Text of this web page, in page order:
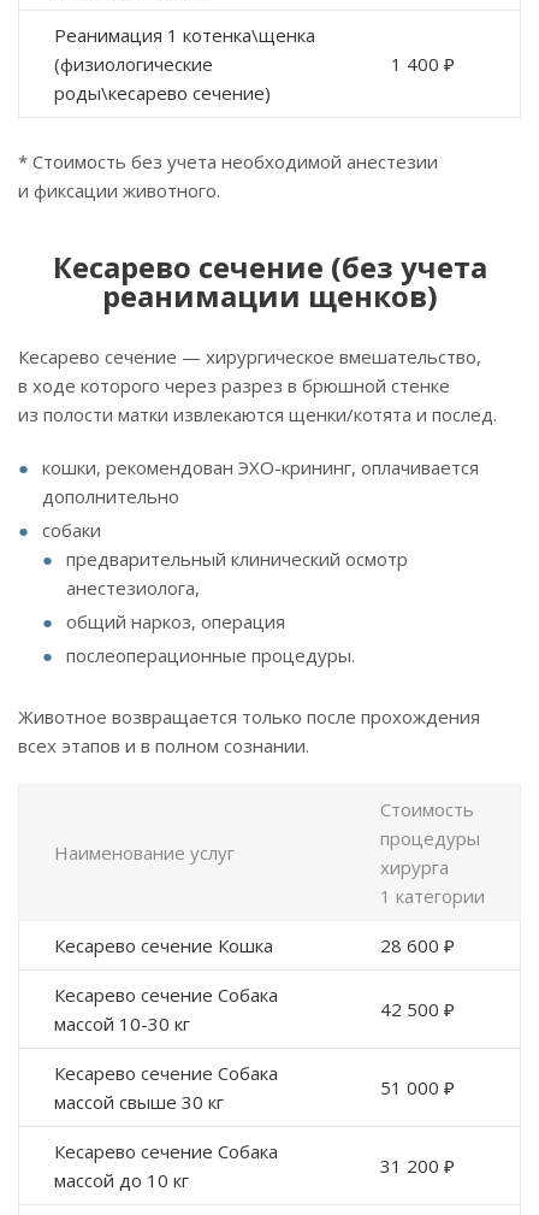
Реанимация 1 котенка\щенка
(физиологические
роды\кесарево сечение)
1 400 ₽
* Стоимость без учета необходимой анестезии
и фиксации животного.
Кесарево сечение (без учета
реанимации щенков)
Кесарево сечение — хирургическое вмешательство,
в ходе которого через разрез в брюшной стенке
из полости матки извлекаются щенки/котята и послед.
кошки, рекомендован ЭХО-крининг, оплачивается
дополнительно
собаки
предварительный клинический осмотр
анестезиолога,
общий наркоз, операция
послеоперационные процедуры.
Животное возвращается только после прохождения
всех этапов и в полном сознании.
Наименование услуг
Стоимость
процедуры
хирурга
1 категории
Кесарево сечение Кошка 28 600 ₽
Кесарево сечение Собака
массой 10-30 кг
42 500 ₽
Кесарево сечение Собака
массой свыше 30 кг
51 000 ₽
Кесарево сечение Собака
массой до 10 кг
31 200 ₽